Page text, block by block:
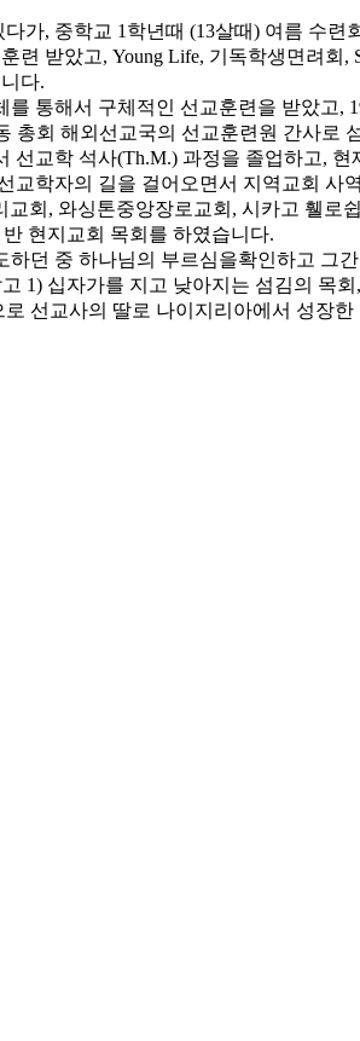
가, 중학교 1학년때 (13살때) 여름 수
련 받았고, Young Life, 기독학생면려
다.
통해서 구체적인 선교훈련을 받았고
총회 해외선교국의 선교훈련원 간사로
선교학 석사(Th.M.) 과정을 졸업하고,
교학자의 길을 걸어오면서 지역교회 사
회, 와싱톤중앙장로교회, 시카고 휄
현지교회 목회를 하였습니다.
던 중 하나님의 부르심을확인하고
1) 십자가를 지고 낮아지는 섬김의 목
선교사의 딸로 나이지리아에서 성장